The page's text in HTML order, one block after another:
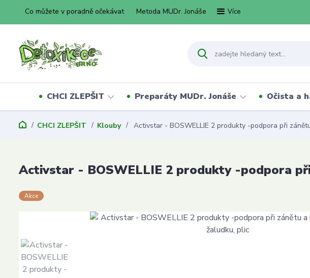
Co můžete v poradně očekávat Metoda MUDr. Jonáše Více
CHCI ZLEPŠIT Preparáty MUDr. Jonáše Očista a
CHCI ZLEPŠIT Klouby Activstar - BOSWELLIE 2 produkty -podpora při
Activstar - BOSWELLIE 2 produkty -podpora
Akce